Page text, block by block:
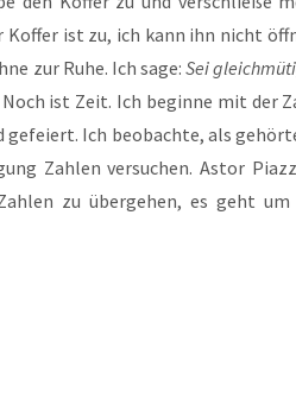
Kof­fer ist zu, ich kann ihn nicht
zur Ruhe. Ich sage:Sei
ist Zeit. Ich begin­ne mit der
gefei­ert. Ich beob­ach­te, als
Zah­len ver­su­chen. Astor
zu über­ge­hen, es geht